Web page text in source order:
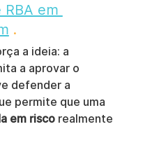
em
.
a ideia: a
a aprovar o
defender a
permite que uma
em risco realmente